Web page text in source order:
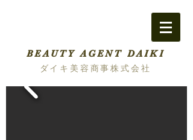
BEAUTY AGENT DAIKI
ダイキ美容商事株式会社